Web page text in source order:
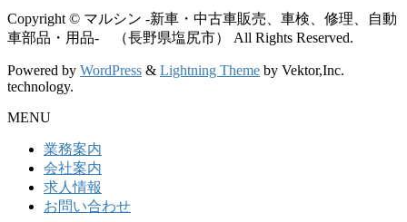
Copyright © マルシン -新車・中古車販売、車検、修理、自動
車部品・用品- （長野県塩尻市） All Rights Reserved.
Powered by WordPress & Lightning Theme by Vektor,Inc.
technology.
MENU
業務案内
会社案内
求人情報
お問い合わせ